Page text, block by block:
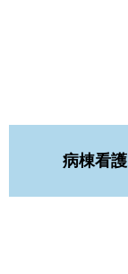
病棟看